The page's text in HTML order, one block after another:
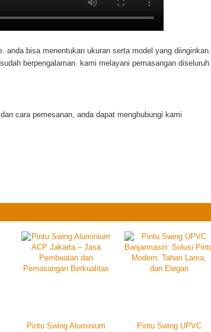
anda bisa menentukan ukuran serta model yang diinginkan.
berpengalaman. kami melayani pemasangan diseluruh
cara pemesanan, anda dapat menghubungi kami
Pintu Swing Aluminium
Pintu Swing UPVC